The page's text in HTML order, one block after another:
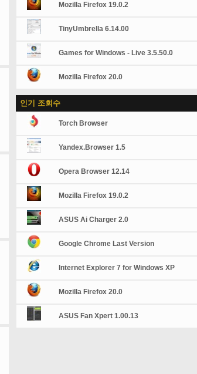
Mozilla Firefox 19.0.2
TinyUmbrella 6.14.00
Games for Windows - Live 3.5.50.0
Mozilla Firefox 20.0
인기 조회수
Torch Browser
Yandex.Browser 1.5
Opera Browser 12.14
Mozilla Firefox 19.0.2
ASUS Ai Charger 2.0
Google Chrome Last Version
Internet Explorer 7 for Windows XP
Mozilla Firefox 20.0
ASUS Fan Xpert 1.00.13